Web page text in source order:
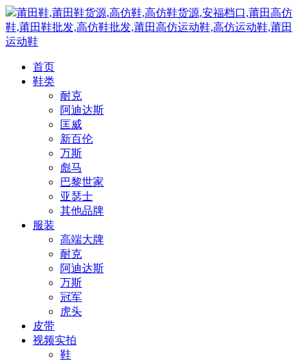
莆田鞋,莆田鞋货源,高仿鞋,高仿鞋货源,安福档口,莆田高仿
鞋,莆田鞋批发,高仿鞋批发,莆田高仿运动鞋,高仿运动鞋,莆田
运动鞋
首页
鞋类
耐克
阿迪达斯
匡威
新百伦
万斯
彪马
巴黎世家
亚瑟士
其他品牌
服装
高端大牌
耐克
阿迪达斯
万斯
冠军
虎头
皮带
视频实拍
鞋